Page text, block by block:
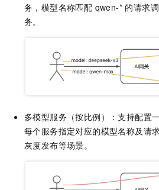
务，模型名称匹配 qwen-* 的请求
务。
多模型服务（按比例）：支持配置
每个服务指定对应的模型名称及请
灰度发布等场景。